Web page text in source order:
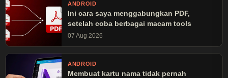
ANDROID
Ini cara saya menggabungkan PDF,
setelah coba berbagai macam tools
07 Aug 2026
ANDROID
Membuat kartu nama tidak pernah